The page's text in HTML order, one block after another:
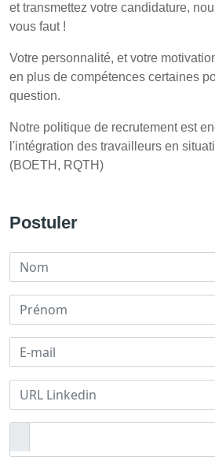
et transmettez votre candidature,
vous faut !
Votre personnalité, et votre
en plus de compétences certaines
question.
Notre politique de recrutement est
l'intégration des travailleurs en
(BOETH, RQTH)
Postuler